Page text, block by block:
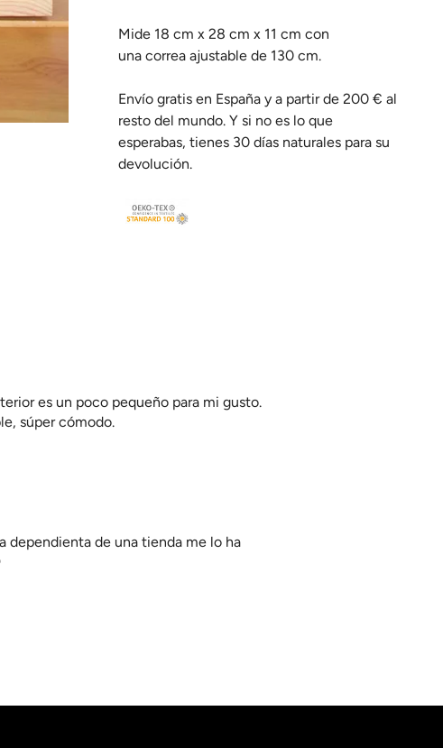
Mide 18 cm x 28 cm x 11 cm con
una correa ajustable de 130 cm.
Envío gratis en España y a partir de 200 € al
resto del mundo. Y si no es lo que
esperabas, tienes 30 días naturales para su
devolución.
es un poco pequeño para mi gusto.
súper cómodo.
dependienta de una tienda me lo ha